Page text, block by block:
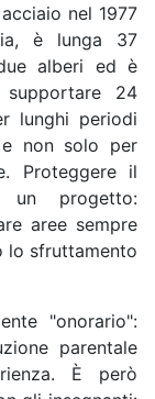
nel 1977
è lunga 37
alberi ed è
24
lunghi periodi
non solo per
Proteggere il
progetto:
aree sempre
lo sfruttamento
"onorario":
parentale
È però